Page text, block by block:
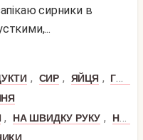
сирники в
, СИР , ЯЙЦЯ ,
ГОРІХИ
, НА ШВИДКУ РУКУ ,
НА СНІДАНОК